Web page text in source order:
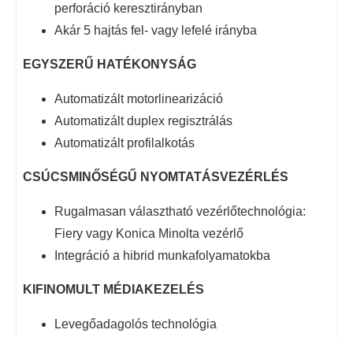
perforáció keresztirányban
Akár 5 hajtás fel- vagy lefelé irányba
EGYSZERŰ HATÉKONYSÁG
Automatizált motorlinearizáció
Automatizált duplex regisztrálás
Automatizált profilalkotás
CSÚCSMINŐSÉGŰ NYOMTATÁSVEZÉRLÉS
Rugalmasan választható vezérlőtechnológia:
Fiery vagy Konica Minolta vezérlő
Integráció a hibrid munkafolyamatokba
KIFINOMULT MÉDIAKEZELÉS
Levegőadagolós technológia